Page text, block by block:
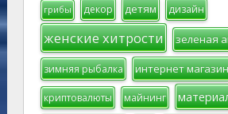
грибы декор детям дизайн
женские хитрости зеленая
зимняя рыбалка интернет магазин
криптовалюты майнинг